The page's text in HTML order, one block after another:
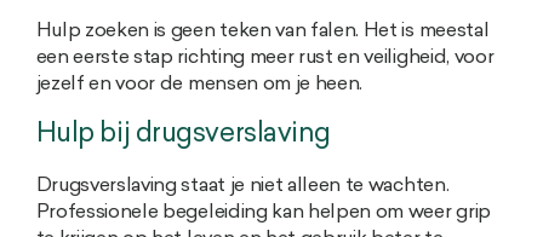
Hulp zoeken is geen teken van falen. Het is meestal
een eerste stap richting meer rust en veiligheid, voor
jezelf en voor de mensen om je heen.
Hulp bij drugsverslaving
Drugsverslaving staat je niet alleen te wachten.
Professionele begeleiding kan helpen om weer grip